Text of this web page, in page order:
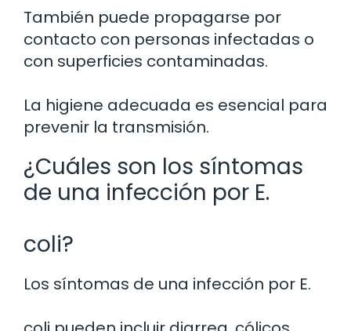
También puede propagarse por
contacto con personas infectadas o
con superficies contaminadas.
La higiene adecuada es esencial para
prevenir la transmisión.
¿Cuáles son los síntomas
de una infección por E.
coli?
Los síntomas de una infección por E.